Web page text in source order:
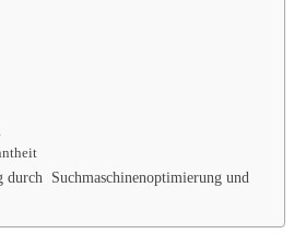
durch Suchmaschinenoptimierung und